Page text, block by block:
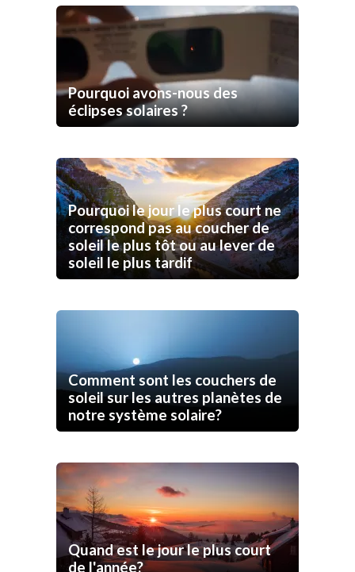
Pourquoi avons-nous des
éclipses solaires ?
Pourquoi le jour le plus court ne
correspond pas au coucher de
soleil le plus tôt ou au lever de
soleil le plus tardif
Comment sont les couchers de
soleil sur les autres planètes de
notre système solaire?
Quand est le jour le plus court
de l'année?